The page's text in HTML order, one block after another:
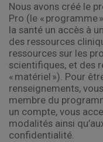
Nous avons créé le
Pro (le «
la santé un accès à
des ressources
ressources sur les
scientifiques, et des
« matériel »). Pour
renseignements,
membre du
un compte, vous
modalités ainsi
confidentialité.